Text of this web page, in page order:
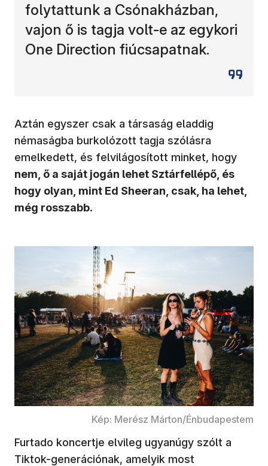
folytattunk a Csónakházban,
vajon ő is tagja volt-e az egykori
One Direction fiúcsapatnak.
Aztán egyszer csak a társaság eladdig
némaságba burkolózott tagja szólásra
emelkedett, és felvilágosított minket, hogy
nem, ő a saját jogán lehet Sztárfellépő, és
hogy olyan, mint Ed Sheeran, csak, ha lehet,
még rosszabb.
Kép: Merész Márton/Énbudapestem
Furtado koncertje elvileg ugyanúgy szólt a
Tiktok-generációnak, amelyik most